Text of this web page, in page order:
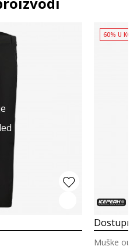
60% U
Muške